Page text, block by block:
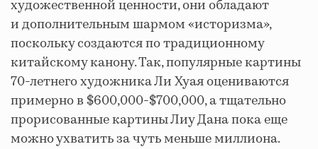
художественной ценности, они обладают
и дополнительным шармом «историзма»,
поскольку создаются по традиционному
китайскому канону. Так, популярные картины
70-летнего художника Ли Хуая оцениваются
примерно в $600,000-$700,000, а тщательно
прорисованные картины Лиу Дана пока еще
можно ухватить за чуть меньше миллиона.